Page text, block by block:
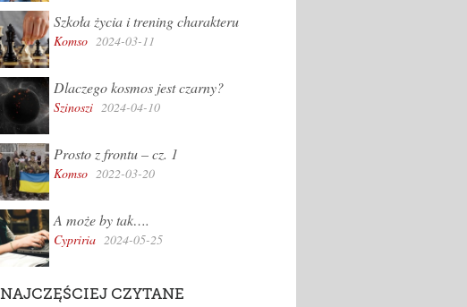
Szkoła życia i trening charakteru
Komso 2024-03-11
Dlaczego kosmos jest czarny?
Szinoszi 2024-04-10
Prosto z frontu – cz. 1
Komso 2022-03-20
A może by tak….
Cypriria 2024-05-25
NAJCZĘŚCIEJ CZYTANE